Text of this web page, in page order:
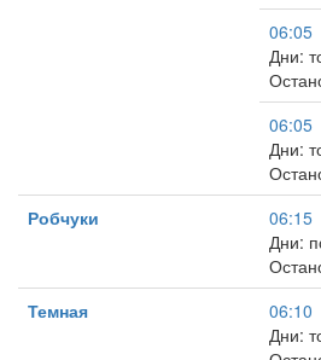
06:05
Дни:
06:05
Дни:
Робчуки
06:15
Дни:
Темная
06:10
Дни: